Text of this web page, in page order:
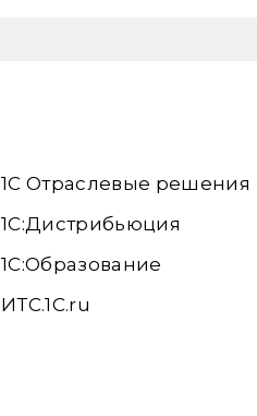
1С Отраслевые решения
1С:Дистрибьюция
1С:Образование
ИТС.1C.ru